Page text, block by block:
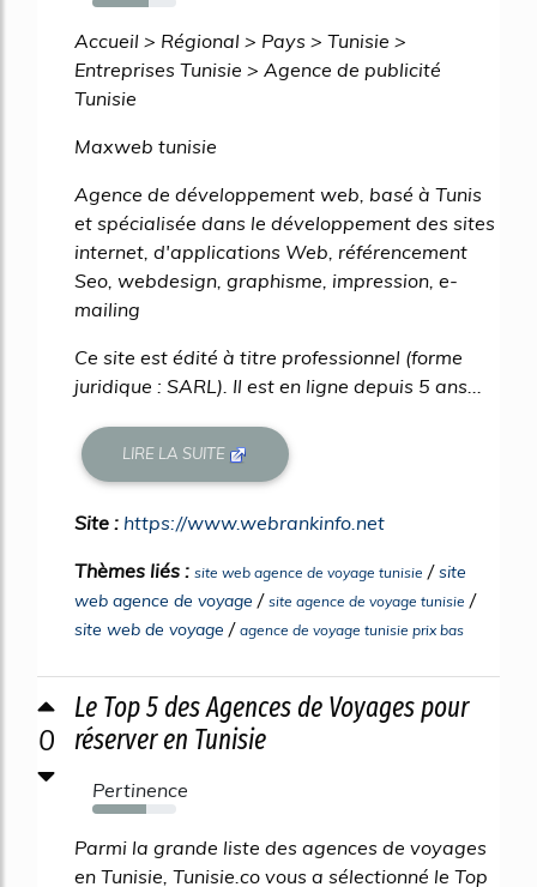
67%
Accueil > Régional > Pays > Tunisie >
Entreprises Tunisie > Agence de publicité
Tunisie
Maxweb tunisie
Agence de développement web, basé à Tunis
et spécialisée dans le développement des sites
internet, d'applications Web, référencement
Seo, webdesign, graphisme, impression, e-
mailing
Ce site est édité à titre professionnel (forme
juridique : SARL). Il est en ligne depuis 5 ans...
LIRE LA SUITE
Site : https://www.webrankinfo.net
Thèmes liés : site web agence de voyage tunisie /site
web agence de voyage / site agence de voyage tunisie /
site web de voyage / agence de voyage tunisie prix bas
0
Le Top 5 des Agences de Voyages pour
réserver en Tunisie
Pertinence
64%
Parmi la grande liste des agences de voyages
en Tunisie, Tunisie.co vous a sélectionné le Top